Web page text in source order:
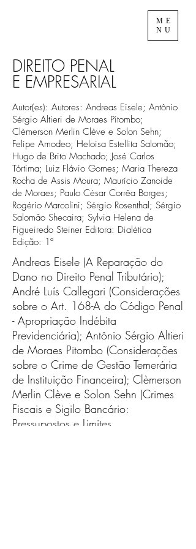
ME
NU
DIREITO PENAL
E EMPRESARIAL
Autor(es): Autores: Andreas Eisele; Antônio
Sérgio Altieri de Moraes Pitombo;
Clèmerson Merlin Clève e Solon Sehn;
Felipe Amodeo; Heloisa Estellita Salomão;
Hugo de Brito Machado; José Carlos
Tórtima; Luiz Flávio Gomes; Maria Thereza
Rocha de Assis Moura; Maurício Zanoide
de Moraes; Paulo César Corrêa Borges;
Rogério Marcolini; Sérgio Rosenthal; Sérgio
Salomão Shecaira; Sylvia Helena de
Figueiredo Steiner Editora: Dialética
Edição: 1ª
Andreas Eisele (A Reparação do
Dano no Direito Penal Tributário);
André Luís Callegari (Considerações
sobre o Art. 168-A do Código Penal
- Apropriação Indébita
Previdenciária); Antônio Sérgio Altieri
de Moraes Pitombo (Considerações
sobre o Crime de Gestão Temerária
de Instituição Financeira); Clèmerson
Merlin Clève e Solon Sehn (Crimes
Fiscais e Sigilo Bancário:
Pressupostos e Limites